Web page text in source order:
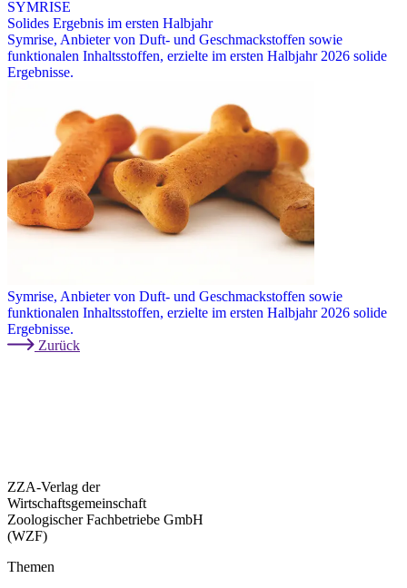
SYMRISE
Solides Ergebnis im ersten Halbjahr
Symrise, Anbieter von Duft- und Geschmackstoffen sowie
funktionalen Inhaltsstoffen, erzielte im ersten Halbjahr 2026 solide
Ergebnisse.
Symrise, Anbieter von Duft- und Geschmackstoffen sowie
funktionalen Inhaltsstoffen, erzielte im ersten Halbjahr 2026 solide
Ergebnisse.
Zurück
ZZA-Verlag der
Wirtschaftsgemeinschaft
Zoologischer Fachbetriebe GmbH
(WZF)
Themen